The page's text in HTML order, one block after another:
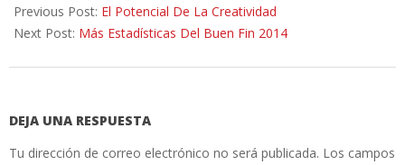
12-
04
Previous Post: El Potencial De La Creatividad
Next Post: Más Estadísticas Del Buen Fin 2014
DEJA UNA RESPUESTA
Tu dirección de correo electrónico no será publicada. Los campos